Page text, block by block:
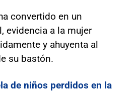
convertido en un
evidencia a la mujer
y ahuyenta al
su bastón.
de niños perdidos en la